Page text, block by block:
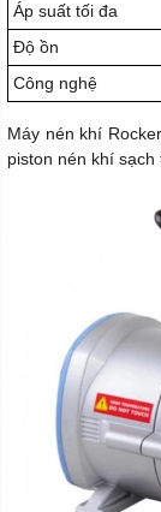
Áp suất tối đa
Độ ồn
Công nghệ
Máy nén khí
piston nén khí sạch